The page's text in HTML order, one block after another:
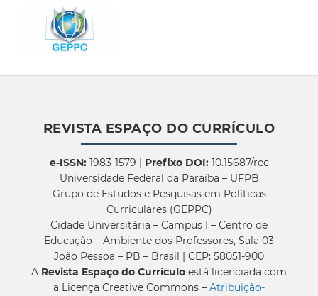
REVISTA ESPAÇO DO CURRÍCULO
e-ISSN:1983-1579 | Prefixo DOI:10.15687/rec
Universidade Federal da Paraíba – UFPB
Grupo de Estudos e Pesquisas em Políticas
Curriculares (GEPPC)
Cidade Universitária – Campus I – Centro de
Educação – Ambiente dos Professores, Sala 03
João Pessoa – PB – Brasil | CEP: 58051-900
A Revista Espaço do Currículo está licenciada com
a Licença Creative Commons – Atribuição-